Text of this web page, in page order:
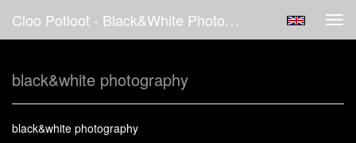
Cloo Potloot - Black&white Photography
black&white photography
black&white photography